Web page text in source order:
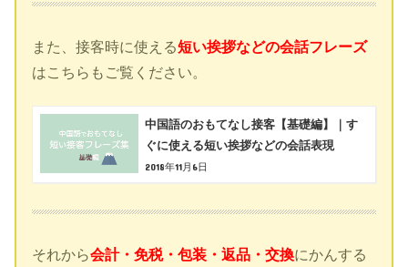
また、接客時に使える短い挨拶などの会話フレーズ
はこちらもご覧ください。
中国語のおもてなし接客【基礎編】｜す
ぐに使える短い挨拶などの会話表現
2018年11月6日
それから会計・免税・包装・返品・交換にかんする